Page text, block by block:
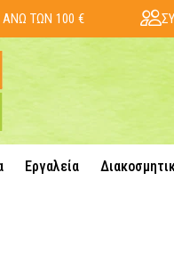
ΤΩΝ 100 €
Εργαλεία